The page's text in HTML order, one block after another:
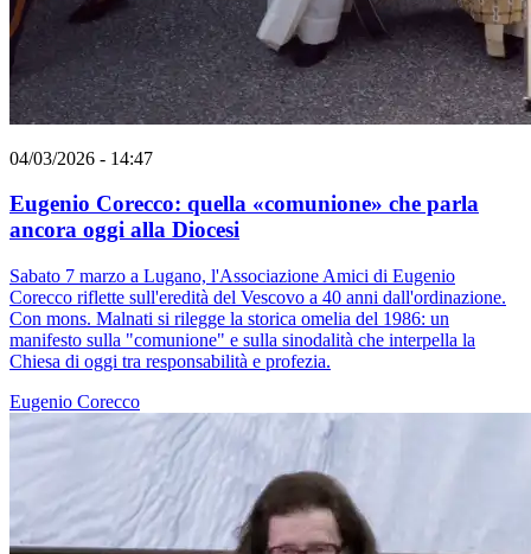
04/03/2026 - 14:47
Eugenio Corecco: quella «comunione» che parla
ancora oggi alla Diocesi
Sabato 7 marzo a Lugano, l'Associazione Amici di Eugenio
Corecco riflette sull'eredità del Vescovo a 40 anni dall'ordinazione.
Con mons. Malnati si rilegge la storica omelia del 1986: un
manifesto sulla "comunione" e sulla sinodalità che interpella la
Chiesa di oggi tra responsabilità e profezia.
Eugenio Corecco